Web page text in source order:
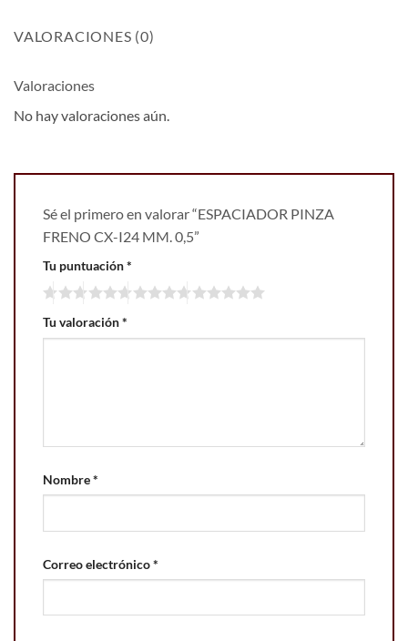
VALORACIONES (0)
Valoraciones
No hay valoraciones aún.
Sé el primero en valorar “ESPACIADOR PINZA
FRENO CX-I24 MM. 0,5”
Tu puntuación*
Tu valoración*
Nombre*
Correo electrónico*